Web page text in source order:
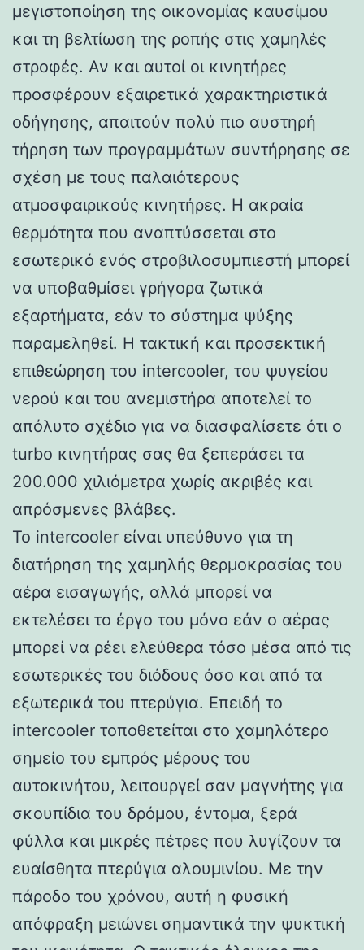
μεγιστοποίηση της οικονομίας καυσίμου
και τη βελτίωση της ροπής στις χαμηλές
στροφές. Αν και αυτοί οι κινητήρες
προσφέρουν εξαιρετικά χαρακτηριστικά
οδήγησης, απαιτούν πολύ πιο αυστηρή
τήρηση των προγραμμάτων συντήρησης σε
σχέση με τους παλαιότερους
ατμοσφαιρικούς κινητήρες. Η ακραία
θερμότητα που αναπτύσσεται στο
εσωτερικό ενός στροβιλοσυμπιεστή μπορεί
να υποβαθμίσει γρήγορα ζωτικά
εξαρτήματα, εάν το σύστημα ψύξης
παραμεληθεί. Η τακτική και προσεκτική
επιθεώρηση του intercooler, του ψυγείου
νερού και του ανεμιστήρα αποτελεί το
απόλυτο σχέδιο για να διασφαλίσετε ότι ο
turbo κινητήρας σας θα ξεπεράσει τα
200.000 χιλιόμετρα χωρίς ακριβές και
απρόσμενες βλάβες.
Το intercooler είναι υπεύθυνο για τη
διατήρηση της χαμηλής θερμοκρασίας του
αέρα εισαγωγής, αλλά μπορεί να
εκτελέσει το έργο του μόνο εάν ο αέρας
μπορεί να ρέει ελεύθερα τόσο μέσα από τις
εσωτερικές του διόδους όσο και από τα
εξωτερικά του πτερύγια. Επειδή το
intercooler τοποθετείται στο χαμηλότερο
σημείο του εμπρός μέρους του
αυτοκινήτου, λειτουργεί σαν μαγνήτης για
σκουπίδια του δρόμου, έντομα, ξερά
φύλλα και μικρές πέτρες που λυγίζουν τα
ευαίσθητα πτερύγια αλουμινίου. Με την
πάροδο του χρόνου, αυτή η φυσική
απόφραξη μειώνει σημαντικά την ψυκτική